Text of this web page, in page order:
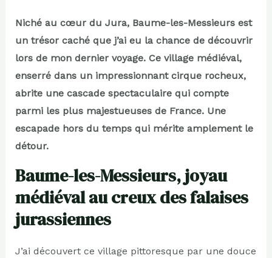
Niché au cœur du Jura, Baume-les-Messieurs est
un trésor caché que j’ai eu la chance de découvrir
lors de mon dernier voyage. Ce village médiéval,
enserré dans un impressionnant cirque rocheux,
abrite une cascade spectaculaire qui compte
parmi les plus majestueuses de France. Une
escapade hors du temps qui mérite amplement le
détour.
Baume-les-Messieurs, joyau
médiéval au creux des falaises
jurassiennes
J’ai découvert ce village pittoresque par une douce